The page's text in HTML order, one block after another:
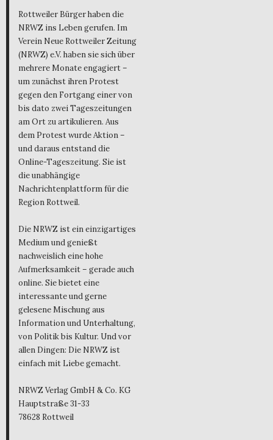
Rottweiler Bürger haben die
NRWZ ins Leben gerufen. Im
Verein Neue Rottweiler Zeitung
(NRWZ) e.V. haben sie sich über
mehrere Monate engagiert –
um zunächst ihren Protest
gegen den Fortgang einer von
bis dato zwei Tageszeitungen
am Ort zu artikulieren. Aus
dem Protest wurde Aktion –
und daraus entstand die
Online-Tageszeitung. Sie ist
die unabhängige
Nachrichtenplattform für die
Region Rottweil.
Die NRWZ ist ein einzigartiges
Medium und genießt
nachweislich eine hohe
Aufmerksamkeit – gerade auch
online. Sie bietet eine
interessante und gerne
gelesene Mischung aus
Information und Unterhaltung,
von Politik bis Kultur. Und vor
allen Dingen: Die NRWZ ist
einfach mit Liebe gemacht.
NRWZ Verlag GmbH & Co. KG
Hauptstraße 31-33
78628 Rottweil